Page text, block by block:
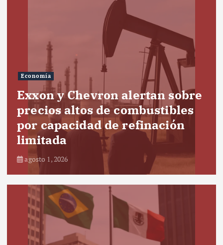
Economía
Exxon y Chevron alertan sobre
precios altos de combustibles
por capacidad de refinación
limitada
agosto 1, 2026